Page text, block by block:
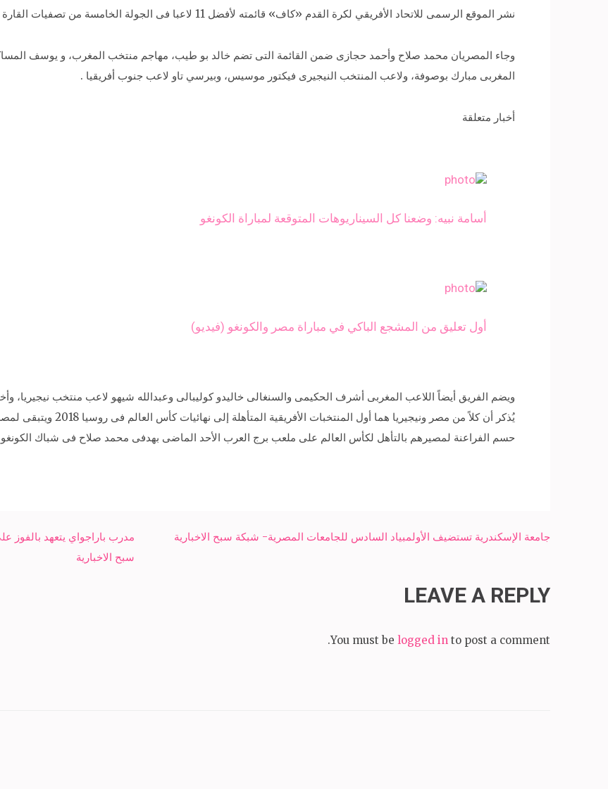
نشر الموقع الرسمى للاتحاد الأفريقي لكرة القدم «كاف» قائمته لأفضل 11 لاعبا فى الجولة الخامسة من تصفيات القارة السمراء المؤهلة لكأس العالم بروسيا 2018.
وجاء المصريان محمد صلاح وأحمد حجازى ضمن القائمة التى تضم خالد بو طيب، مهاجم منتخب المغرب، و يوسف
المغربى مبارك بوصوفة، ولاعب المنتخب النيجيرى فيكتور موسيس، وبيرسي تاو لاعب جنوب أفريقيا .
أخبار متعلقة
أسامة نبيه: وضعنا كل السيناريوهات المتوقعة لمباراة الكونغو
أول تعليق من المشجع الباكي في مباراة مصر والكونغو (فيديو)
ويضم الفريق أيضاً اللاعب المغربى أشرف الحكيمى والسنغالى خاليدو كوليبالى وعبدالله شيهو لاعب منتخب نيجيريا،
يُذكر أن كلاً من مصر ونيجيريا
حسم الفراعنة لمصيرهم بالتأهل لكأس العالم على ملعب برج العرب الأحد الماضى بهدفى محمد صلاح فى شباك
Post
مدرب باراجواي يتعهد بالفوز
سبح الاخبارية
جامعة الإسكندرية تستضيف الأولمبياد السادس للجامعات المصرية- شبكة سبح الاخبارية
LEAVE A REPLY
You must be logged in to post a comment.